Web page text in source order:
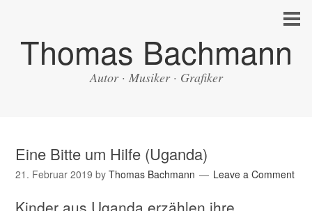
Thomas Bachmann
Autor · Musiker · Grafiker
Eine Bitte um Hilfe (Uganda)
21. Februar 2019 byThomas Bachmann Leave a Comment
Kinder aus Uganda erzählen ihre